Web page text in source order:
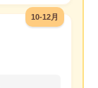
10-12月